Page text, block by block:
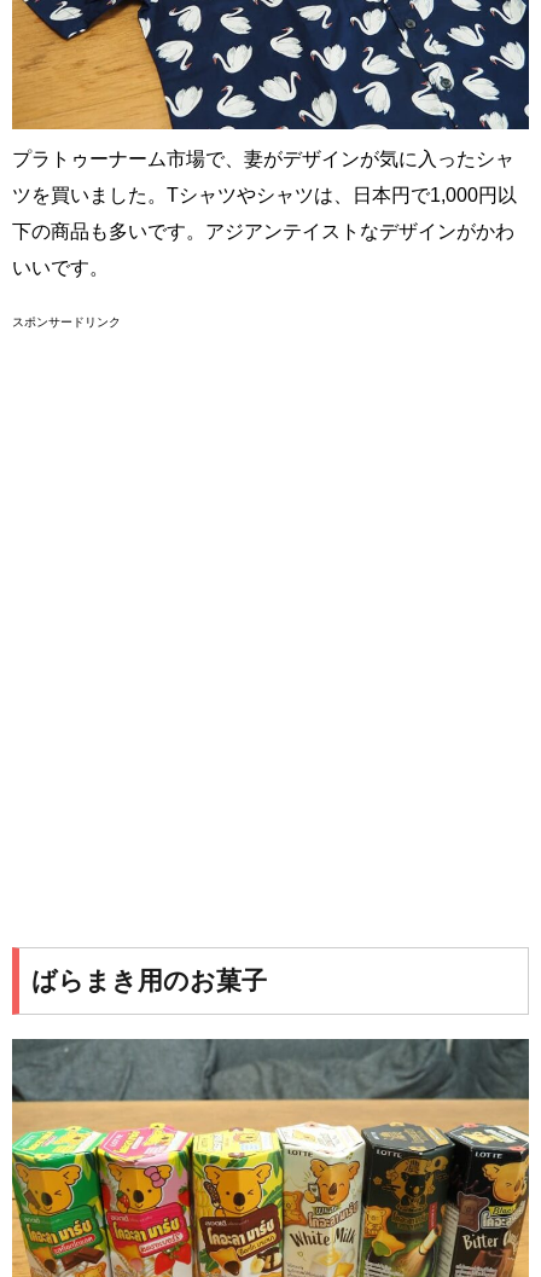
プラトゥーナーム市場で、妻がデザインが気に入ったシャ
ツを買いました。Tシャツやシャツは、日本円で1,000円以
下の商品も多いです。アジアンテイストなデザインがかわ
いいです。
スポンサードリンク
ばらまき用のお菓子